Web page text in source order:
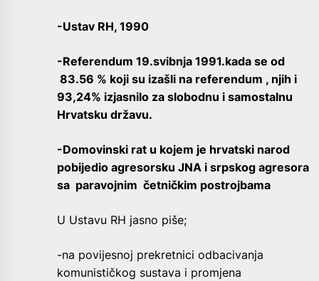
-Ustav RH, 1990
-Referendum 19.svibnja 1991.kada se od
83.56 % koji su izašli na referendum , njih i
93,24% izjasnilo za slobodnu i samostalnu
Hrvatsku državu.
-Domovinski rat u kojem je hrvatski narod
pobijedio agresorsku JNA i srpskog agresora
sa paravojnim četničkim postrojbama
U Ustavu RH jasno piše;
-na povijesnoj prekretnici odbacivanja
komunističkog sustava i promjena